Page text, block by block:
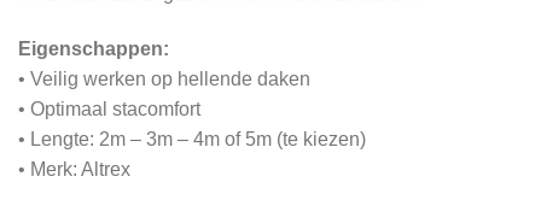
Eigenschappen:
• Veilig werken op hellende daken
• Optimaal stacomfort
• Lengte: 2m – 3m – 4m of 5m (te kiezen)
• Merk: Altrex